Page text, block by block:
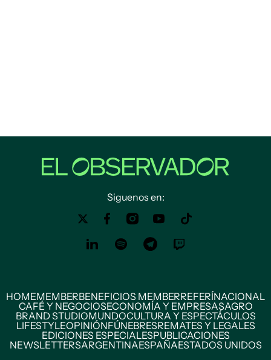
Siguenos en:
HOMEMEMBERBENEFICIOS MEMBERREFERÍNACIONAL
CAFÉ Y NEGOCIOSECONOMÍA Y EMPRESASAGRO
BRAND STUDIOMUNDOCULTURA Y ESPECTÁCULOS
LIFESTYLEOPINIÓNFÚNEBRESREMATES Y LEGALES
EDICIONES ESPECIALESPUBLICACIONES
NEWSLETTERSARGENTINAESPAÑAESTADOS UNIDOS